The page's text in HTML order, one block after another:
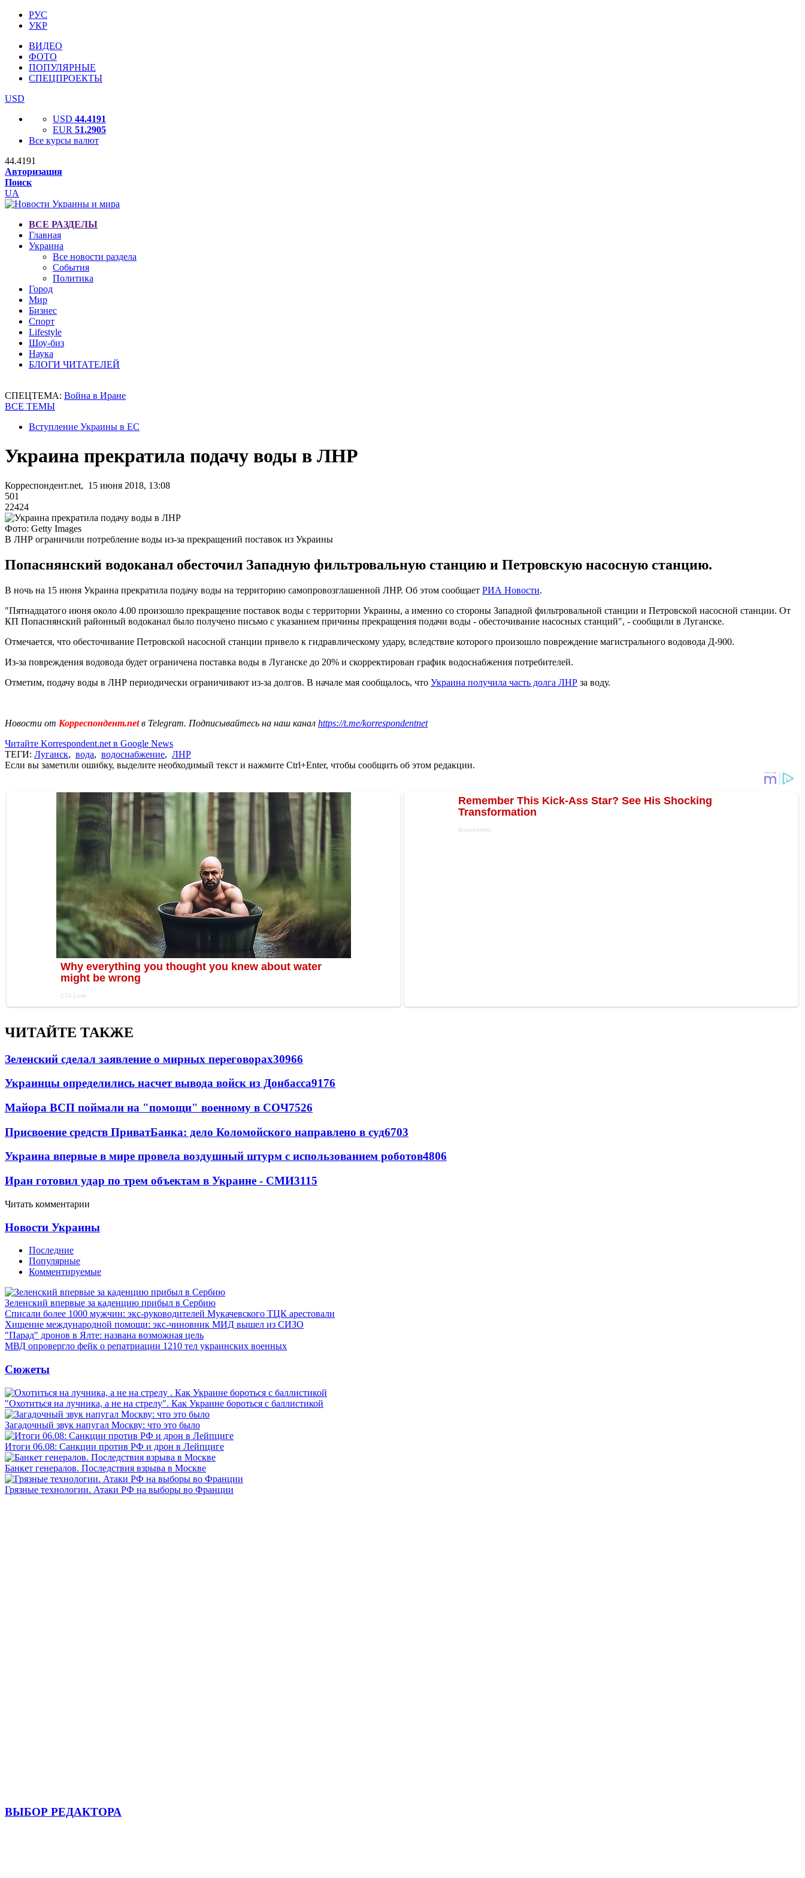
РУС
УКР
ВИДЕО
ФОТО
ПОПУЛЯРНЫЕ
СПЕЦПРОЕКТЫ
USD
USD 44.4191
EUR 51.2905
Все курсы валют
44.4191
Авторизация
Поиск
UA
ВСЕ РАЗДЕЛЫ
Главная
Украина
Все новости раздела
События
Политика
Город
Мир
Бизнес
Спорт
Lifestyle
Шоу-биз
Наука
БЛОГИ ЧИТАТЕЛЕЙ
СПЕЦТЕМА: Война в Иране
ВСЕ ТЕМЫ
Вступление Украины в ЕС
Украина прекратила подачу воды в ЛНР
Корреспондент.net, 15 июня 2018, 13:08
501
22424
Фото: Getty Images
В ЛНР ограничили потребление воды из-за прекращений поставок из Украины
Попаснянский водоканал обесточил Западную фильтровальную станцию и Петровскую насосную станцию.
В ночь на 15 июня Украина прекратила подачу воды на территорию самопровозглашенной ЛНР. Об этом сообщает РИА Новости.
"Пятнадцатого июня около 4.00 произошло прекращение поставок воды с территории Украины, а именно со стороны Западной фильтровальной станции и Петровской насосной станции. От
КП Попаснянский районный водоканал было получено письмо с указанием причины прекращения подачи воды - обесточивание насосных станций", - сообщили в Луганске.
Отмечается, что обесточивание Петровской насосной станции привело к гидравлическому удару, вследствие которого произошло повреждение магистрального водовода Д-900.
Из-за повреждения водовода будет ограничена поставка воды в Луганске до 20% и скорректирован график водоснабжения потребителей.
Отметим, подачу воды в ЛНР периодически ограничивают из-за долгов. В начале мая сообщалось, что Украина получила часть долга ЛНР за воду.
Новости от Корреспондент.netв Telegram. Подписывайтесь на наш канал https://t.me/korrespondentnet
Читайте Korrespondent.net в Google News
ТЕГИ: Луганск, вода, водоснабжение, ЛНР
Если вы заметили ошибку, выделите необходимый текст и нажмите Ctrl+Enter, чтобы сообщить об этом редакции.
ЧИТАЙТЕ ТАКЖЕ
Зеленский сделал заявление о мирных переговорах30966
Украинцы определились насчет вывода войск из Донбасса9176
Майора ВСП поймали на "помощи" военному в СОЧ7526
Присвоение средств ПриватБанка: дело Коломойского направлено в суд6703
Украина впервые в мире провела воздушный штурм с использованием роботов4806
Иран готовил удар по трем объектам в Украине - СМИ3115
Читать комментарии
Новости Украины
Последние
Популярные
Комментируемые
Зеленский впервые за каденцию прибыл в Сербию
Списали более 1000 мужчин: экс-руководителей Мукачевского ТЦК арестовали
Хищение международной помощи: экс-чиновник МИД вышел из СИЗО
"Парад" дронов в Ялте: названа возможная цель
МВД опровергло фейк о репатриации 1210 тел украинских военных
Сюжеты
"Охотиться на лучника, а не на стрелу". Как Украине бороться с баллистикой
Загадочный звук напугал Москву: что это было
Итоги 06.08: Санкции против РФ и дрон в Лейпциге
Банкет генералов. Последствия взрыва в Москве
Грязные технологии. Атаки РФ на выборы во Франции
ВЫБОР РЕДАКТОРА